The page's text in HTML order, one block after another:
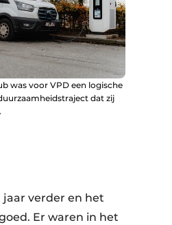
was voor VPD een logische
dat zij
jaar verder en het
Er waren in het